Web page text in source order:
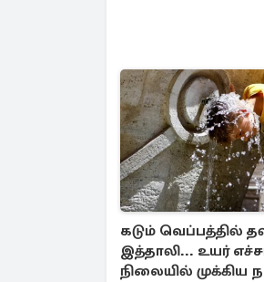
கடும் வெப்பத்தில்
இத்தாலி... உயர்
நிலையில் முக்கிய